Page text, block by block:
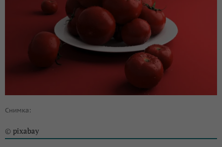
Снимка:
© pixabay